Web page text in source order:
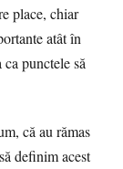
place, chiar
atât în
punctele să
că au rămas
definim acest